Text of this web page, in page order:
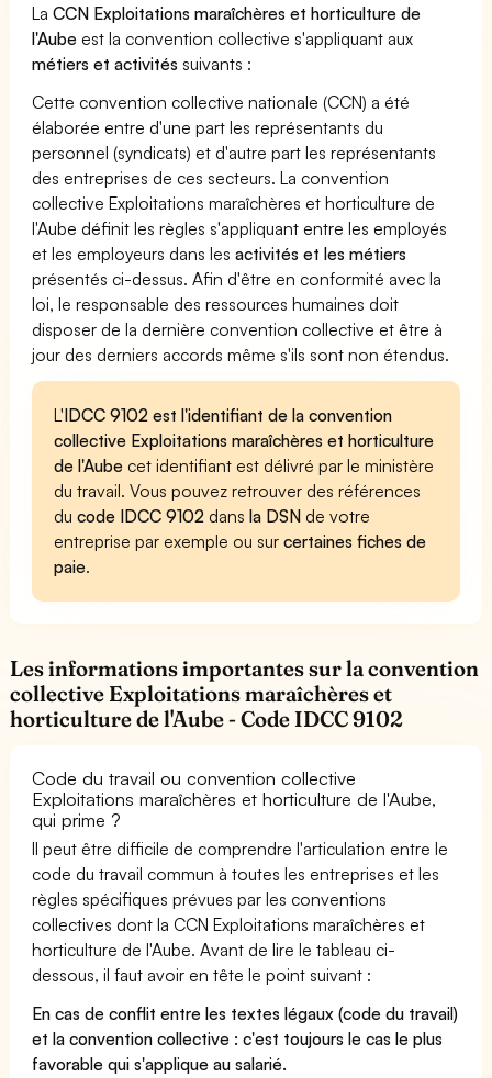
LaCCN Exploitations maraîchères et horticulture de
l'Aube est la convention collective s'appliquant aux
métiers et activités suivants :
Cette convention collective nationale (CCN) a été
élaborée entre d'une part les représentants du
personnel (syndicats) et d'autre part les représentants
des entreprises de ces secteurs. La convention
collective Exploitations maraîchères et horticulture de
l'Aube définit les règles s'appliquant entre les employés
et les employeurs dans lesactivités et les métiers
présentés ci-dessus. Afin d'être en conformité avec la
loi, le responsable des ressources humaines doit
disposer de la dernière convention collective et être à
jour des derniers accords même s'ils sont non étendus.
L'IDCC 9102 est l'identifiant de la convention
collective Exploitations maraîchères et horticulture
de l'Aube cet identifiant est délivré par le ministère
du travail. Vous pouvez retrouver des références
ducode IDCC 9102 dansla DSN de votre
entreprise par exemple ou surcertaines fiches de
paie.
Les informations importantes sur la convention
collective Exploitations maraîchères et
horticulture de l'Aube - Code IDCC 9102
Code du travail ou convention collective
Exploitations maraîchères et horticulture de l'Aube,
qui prime ?
Il peut être difficile de comprendre l'articulation entre le
code du travail commun à toutes les entreprises et les
règles spécifiques prévues par les conventions
collectives dont la CCN Exploitations maraîchères et
horticulture de l'Aube. Avant de lire le tableau ci-
dessous, il faut avoir en tête le point suivant :
En cas de conflit entre les textes légaux (code du travail)
et la convention collective : c'est toujours le cas le plus
favorable qui s'applique au salarié.